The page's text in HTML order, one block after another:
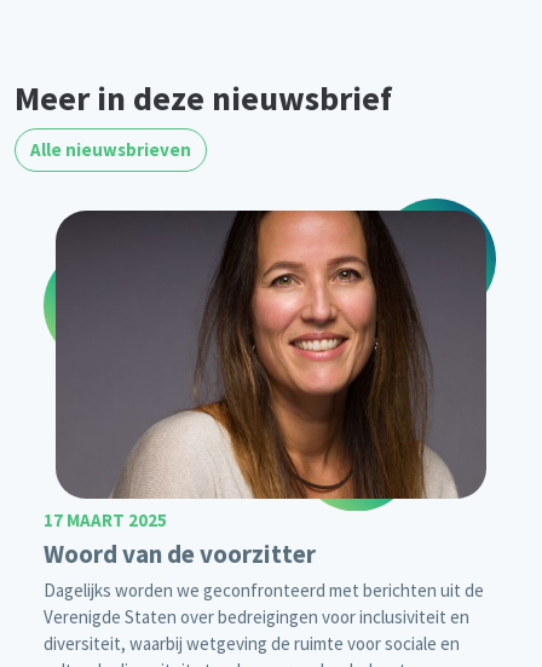
Meer in deze nieuwsbrief
Alle nieuwsbrieven
17 MAART 2025
Woord van de voorzitter
Dagelijks worden we geconfronteerd met berichten uit de
Verenigde Staten over bedreigingen voor inclusiviteit en
diversiteit, waarbij wetgeving de ruimte voor sociale en